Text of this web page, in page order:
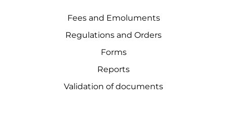
Fees and Emoluments
Regulations and Orders
Forms
Reports
Validation of documents